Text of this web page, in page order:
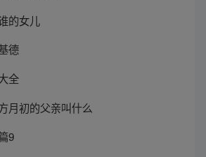
的女儿
德
全
月初的父亲叫什么
9